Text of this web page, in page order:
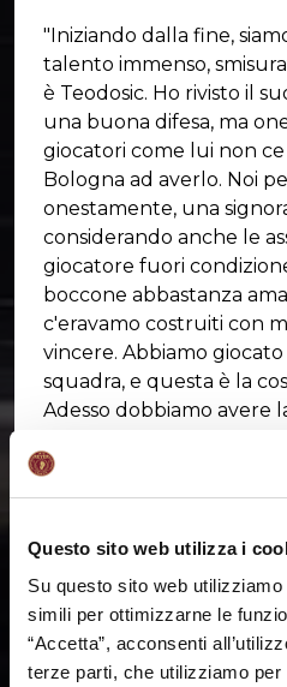
Questo sito web utilizza i
Su questo sito web
simili per ottimizzarne le
“Accetta”, acconsenti
terze parti, che utilizziamo
"Iniziando dalla fine,
talento immenso,
è Teodosic. Ho rivisto il
una buona difesa, ma
giocatori come lui non
Bologna ad averlo. Noi
onestamente, una
considerando anche le
giocatore fuori
boccone abbastanza
c'eravamo costruiti con
vincere. Abbiamo
squadra, e questa è la
Adesso dobbiamo avere
partendo subito. Sarà
un'altra prima in
cose buone che abbiamo
soprattutto l'attitudine
abbiamo ritrovato da